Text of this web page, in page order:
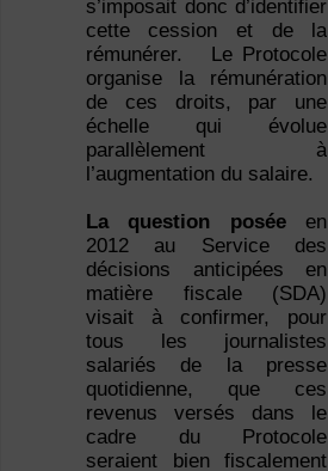
s’imposait donc d’identifier
cette cession et de la
rémunérer. Le Protocole
organise la rémunération
de ces droits, par une
échelle qui évolue
parallèlement à
l’augmentation du salaire.
La question poséeen
2012 au Service des
décisions anticipées en
matière fiscale (SDA)
visait à confirmer, pour
tous les journalistes
salariés de la presse
quotidienne, que ces
revenus versés dans le
cadre du Protocole
seraient bien fiscalement